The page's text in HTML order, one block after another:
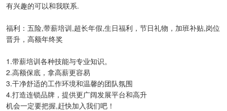
有兴趣的可以和我联系.
福利：五险,带薪培训,超长年假,生日福利，节日礼物，加班补贴,岗位
晋升，高额年终奖
1.带薪培训各种技能与专业知识。
2.高额保底，拿高薪更容易
3.干净舒适的工作环境和温馨的团队氛围
4.打造连锁品牌，提供更广阔发展平台和高升
机会一定要把握,赶快加入我们吧！